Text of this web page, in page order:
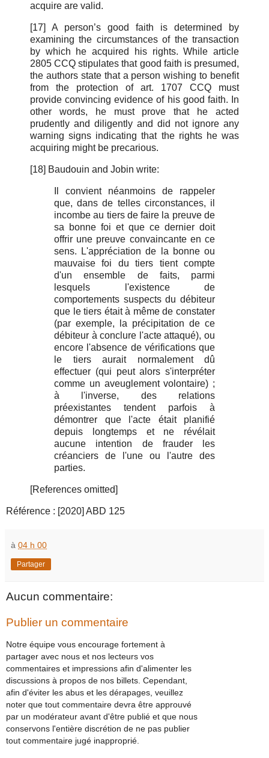
acquire are valid.
[17] A person’s good faith is determined by
examining the circumstances of the transaction
by which he acquired his rights. While article
2805 CCQ stipulates that good faith is presumed,
the authors state that a person wishing to benefit
from the protection of art. 1707 CCQ must
provide convincing evidence of his good faith. In
other words, he must prove that he acted
prudently and diligently and did not ignore any
warning signs indicating that the rights he was
acquiring might be precarious.
[18] Baudouin and Jobin write:
Il convient néanmoins de rappeler
que, dans de telles circonstances, il
incombe au tiers de faire la preuve de
sa bonne foi et que ce dernier doit
offrir une preuve convaincante en ce
sens. L'appréciation de la bonne ou
mauvaise foi du tiers tient compte
d'un ensemble de faits, parmi
lesquels l'existence de
comportements suspects du débiteur
que le tiers était à même de constater
(par exemple, la précipitation de ce
débiteur à conclure l'acte attaqué), ou
encore l'absence de vérifications que
le tiers aurait normalement dû
effectuer (qui peut alors s'interpréter
comme un aveuglement volontaire) ;
à l'inverse, des relations
préexistantes tendent parfois à
démontrer que l'acte était planifié
depuis longtemps et ne révélait
aucune intention de frauder les
créanciers de l'une ou l'autre des
parties.
[References omitted]
Référence : [2020] ABD 125
à 04 h 00
Partager
Aucun commentaire:
Publier un commentaire
Notre équipe vous encourage fortement à
partager avec nous et nos lecteurs vos
commentaires et impressions afin d'alimenter les
discussions à propos de nos billets. Cependant,
afin d'éviter les abus et les dérapages, veuillez
noter que tout commentaire devra être approuvé
par un modérateur avant d'être publié et que nous
conservons l'entière discrétion de ne pas publier
tout commentaire jugé inapproprié.